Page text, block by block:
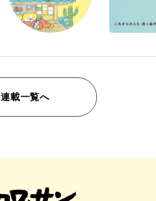
連載一覧へ